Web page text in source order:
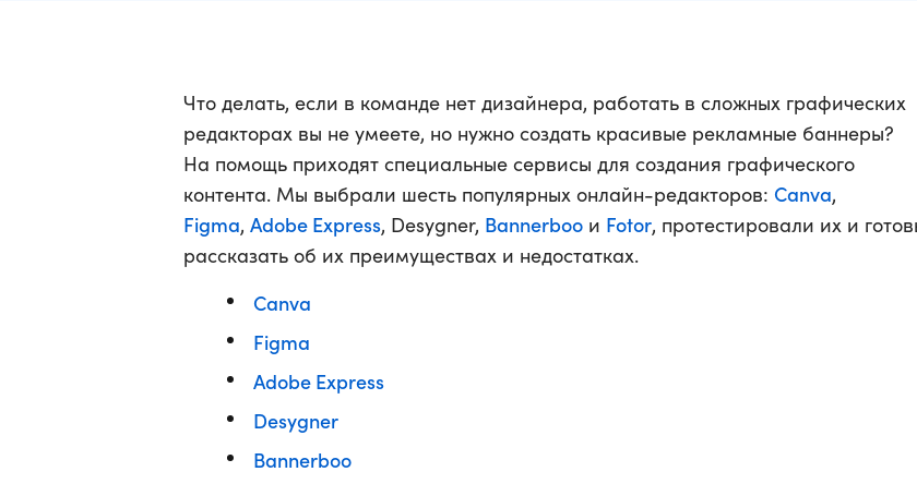
Что делать, если в команде нет дизайнера, работать в сложных графических
редакторах вы не умеете, но нужно создать красивые рекламные баннеры?
На помощь приходят специальные сервисы для создания графического
контента. Мы выбрали шесть популярных онлайн-редакторов: Canva,
Figma, Adobe Express, Desygner, Bannerboo и Fotor, протестировали их и
рассказать об их преимуществах и недостатках.
Canva
Figma
Adobe Express
Desygner
Bannerboo